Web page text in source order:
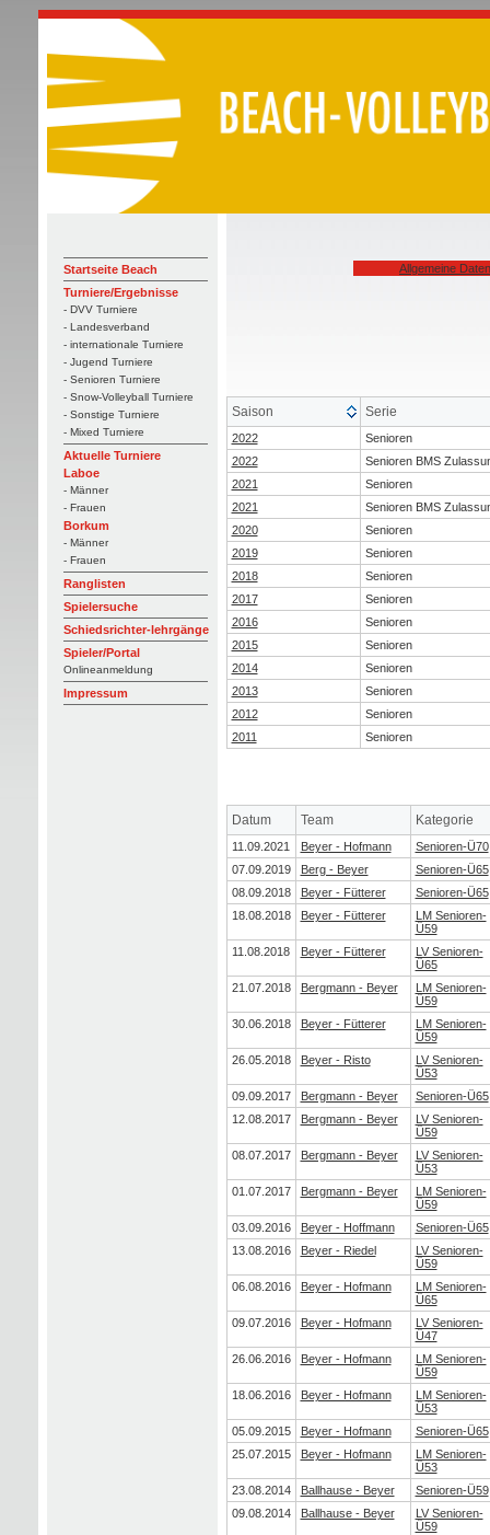
Startseite Beach
Turniere/Ergebnisse
- DVV Turniere
- Landesverband
- internationale Turniere
- Jugend Turniere
- Senioren Turniere
- Snow-Volleyball Turniere
- Sonstige Turniere
- Mixed Turniere
Aktuelle Turniere
Laboe
- Männer
- Frauen
Borkum
- Männer
- Frauen
Ranglisten
Spielersuche
Schiedsrichter-lehrgänge
Spieler/Portal
Onlineanmeldung
Impressum
Allgemeine
Saison Serie
2022
Senioren
2022
Senioren BMS
2021
Senioren
2021
Senioren BMS
2020
Senioren
2019
Senioren
2018
Senioren
2017
Senioren
2016
Senioren
2015
Senioren
2014
Senioren
2013
Senioren
2012
Senioren
2011
Senioren
Datum Team Kategorie
11.09.2021 Beyer - Hofmann
Senioren-Ü70
07.09.2019
Berg - Beyer
Senioren-Ü65
08.09.2018
Beyer - Fütterer
Senioren-Ü65
18.08.2018
Beyer - Fütterer
LM Senioren-
Ü59
11.08.2018
Beyer - Fütterer
LV Senioren-
Ü65
21.07.2018
Bergmann - Beyer
LM Senioren-
Ü59
30.06.2018
Beyer - Fütterer
LM Senioren-
Ü59
26.05.2018
Beyer - Risto
LV Senioren-
Ü53
09.09.2017
Bergmann - Beyer
Senioren-Ü65
12.08.2017
Bergmann - Beyer
LV Senioren-
Ü59
08.07.2017
Bergmann - Beyer
LV Senioren-
Ü53
01.07.2017
Bergmann - Beyer
LM Senioren-
Ü59
03.09.2016
Beyer - Hoffmann
Senioren-Ü65
13.08.2016
Beyer - Riedel
LV Senioren-
Ü59
06.08.2016
Beyer - Hofmann
LM Senioren-
Ü65
09.07.2016
Beyer - Hofmann
LV Senioren-
Ü47
26.06.2016
Beyer - Hofmann
LM Senioren-
Ü59
18.06.2016
Beyer - Hofmann
LM Senioren-
Ü53
05.09.2015
Beyer - Hofmann
Senioren-Ü65
25.07.2015
Beyer - Hofmann
LM Senioren-
Ü53
23.08.2014
Ballhause - Beyer
Senioren-Ü59
09.08.2014
Ballhause - Beyer
LV Senioren-
Ü59